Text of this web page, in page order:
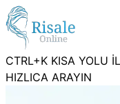
CTRL+K KISA YOLU
HIZLICA ARAYIN